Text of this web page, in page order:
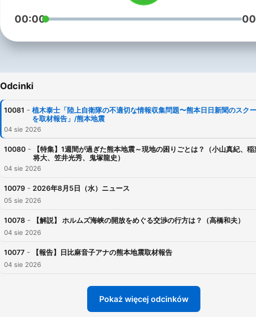
2026年4月からは片桐千晶
金)、山本恵里伽(火)、日比
めます。 番組作りの参考のた
をお願いいたします。
制作：TBSラジオ TBS Podcast
00:00
Odcinki
10081 - 植木泰士「陸上自衛隊の不適切な情報収集問題〜熊本日日新聞のスク
を取材報告」/熊本地震
04 sie 2026
10080 -
【特集】1週間が過ぎた熊本地震～現地の困りごとは？（小山真紀、稲
将大、笠井光秀、鬼塚龍史）
04 sie 2026
10079 - 2026年8月5日（水）ニュース
05 sie 2026
10078 - 【解説】 ホルムズ海峡の開放をめぐる交渉の行方は？（高橋和夫）
04 sie 2026
10077 - 【報告】日比麻音子アナの熊本地震取材報告
04 sie 2026
Pokaż więcej odcinków